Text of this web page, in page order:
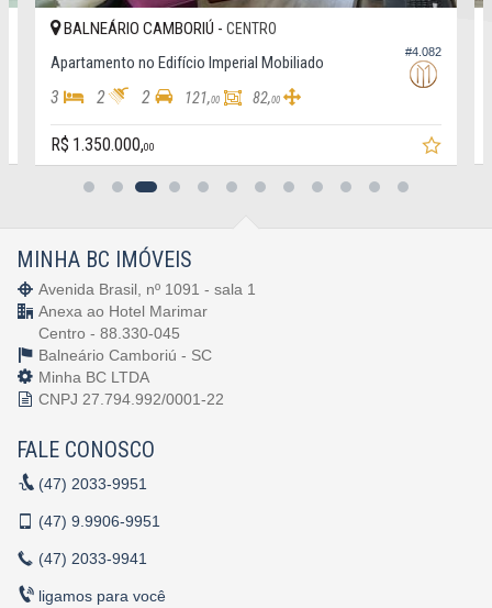
#4.082
BALNEÁRIO CAMBORIÚ -CENTRO
Apartamento no Edifício Imperial Mobiliado
3 2 2 121,00 82,00
R$ 1.350.000,00
MINHA BC IMÓVEIS
Avenida Brasil, nº 1091 - sala 1
Anexa ao Hotel Marimar
Centro - 88.330-045
Balneário Camboriú - SC
Minha BC LTDA
CNPJ 27.794.992/0001-22
FALE CONOSCO
(47) 2033-9951
(47) 9.9906-9951
(47) 2033-9941
ligamos para você